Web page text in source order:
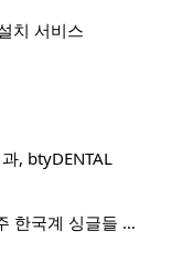
치 서비스
, btyDENTAL
Couple.net 1:1 50만쌍 글로벌 매칭 - 미주 한국계 싱글들 모이세요